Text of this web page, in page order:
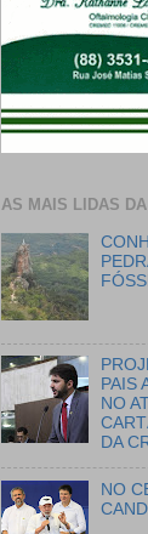
AS MAIS LIDAS
PAIS
NO
DA
NO